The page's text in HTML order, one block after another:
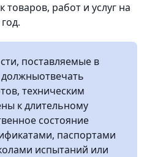
товаров, работ и услуг на
поставляемые в
техническим
к длительному
состояние
паспортами
испытаний или